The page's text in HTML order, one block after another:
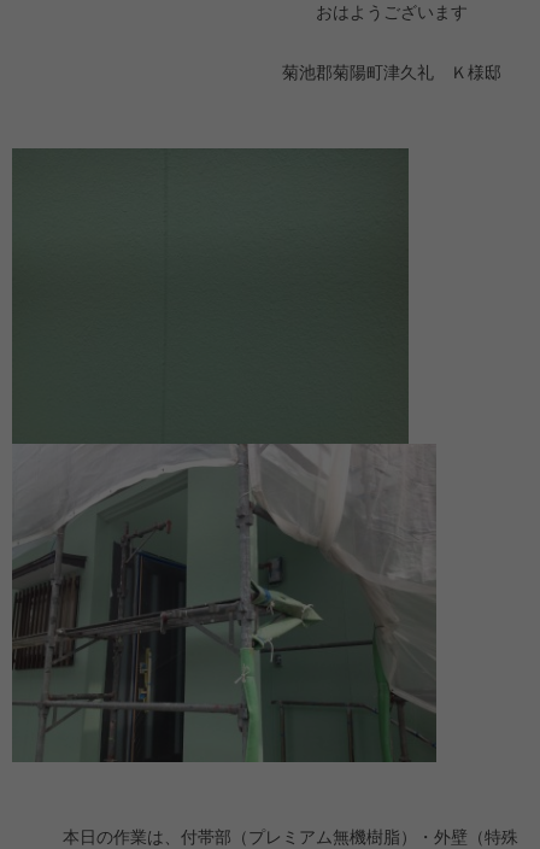
おはようございます
菊池郡菊陽町津久礼 Ｋ様邸
本日の作業は、付帯部（プレミアム無機樹脂）・外壁（特殊